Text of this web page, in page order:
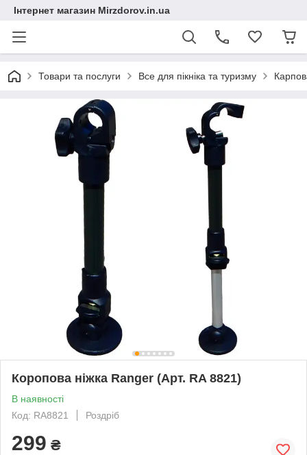
Інтернет магазин Mirzdorov.in.ua
Товари та послуги Все для пікніка та туризму
Коропова ніжка Ranger (Арт. RA 8821)
В наявності
Код: RA8821
Роздріб
299 ₴